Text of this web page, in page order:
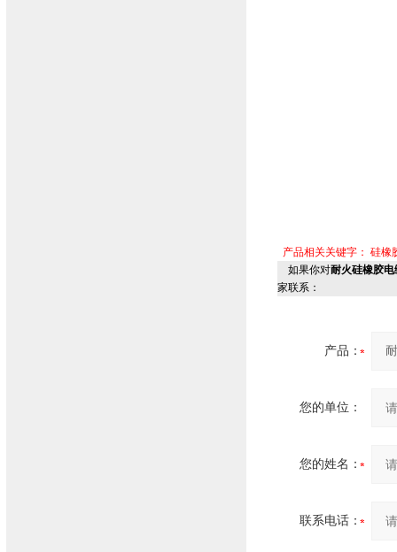
产品相关关键字： 硅橡
如果你对耐火硅橡胶电
家联系：
产品：
您的单位：
您的姓名：
联系电话：